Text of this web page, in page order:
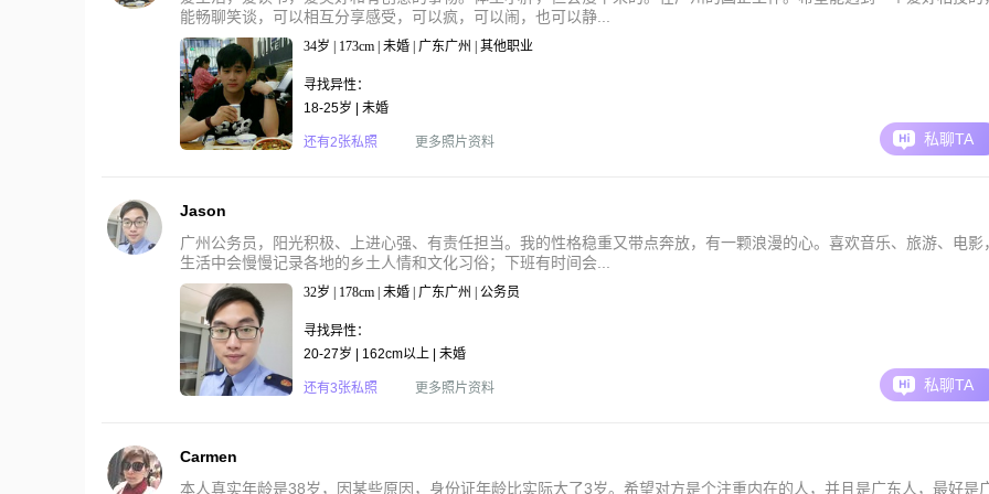
能畅聊笑谈，可以相互分享感受，可以疯，可以闹，也可以静...
34岁 | 173cm | 未婚 | 广东广州 | 其他职业
寻找异性：
18-25岁 | 未婚
还有2张私照 更多照片资料 私聊TA
Jason
广州公务员，阳光积极、上进心强、有责任担当。我的性格稳重又带点奔放，有一颗浪漫的心。喜欢音乐、旅游、电影，
生活中会慢慢记录各地的乡土人情和文化习俗；下班有时间会...
32岁 | 178cm | 未婚 | 广东广州 | 公务员
寻找异性：
20-27岁 | 162cm以上 | 未婚
还有3张私照 更多照片资料 私聊TA
Carmen
本人真实年龄是38岁，因某些原因，身份证年龄比实际大了3岁。希望对方是个注重内在的人，并且是广东人，最好是